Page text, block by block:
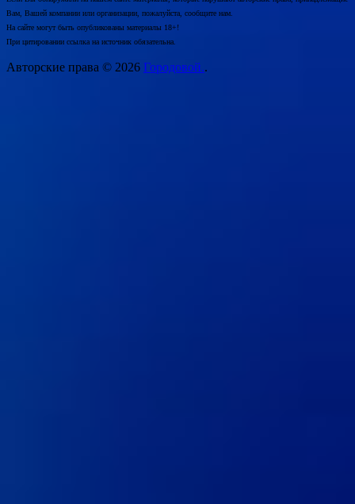
Вам, Вашей компании или организации, пожалуйста, сообщите нам.
На сайте могут быть опубликованы материалы 18+!
При цитировании ссылка на источник обязательна.
Авторские права © 2026 Городовой..